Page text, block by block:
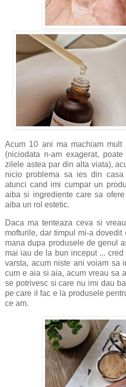
Acum 10 ani ma machiam
(niciodata n-am exagerat,
zilele astea par din alta viata),
nicio problema sa ies din
atunci cand imi cumpar un
aiba si ingrediente care sa
aiba un rol estetic.
Daca ma tenteaza ceva si
mofturile, dar timpul mi-a
mana dupa produsele de genul
mai iau de la bun inceput ...
varsta, acum niste ani voiam sa
cum e aia si aia, acum vreau sa
se potrivesc si care nu imi dau
pe care il fac e la produsele
ce am.